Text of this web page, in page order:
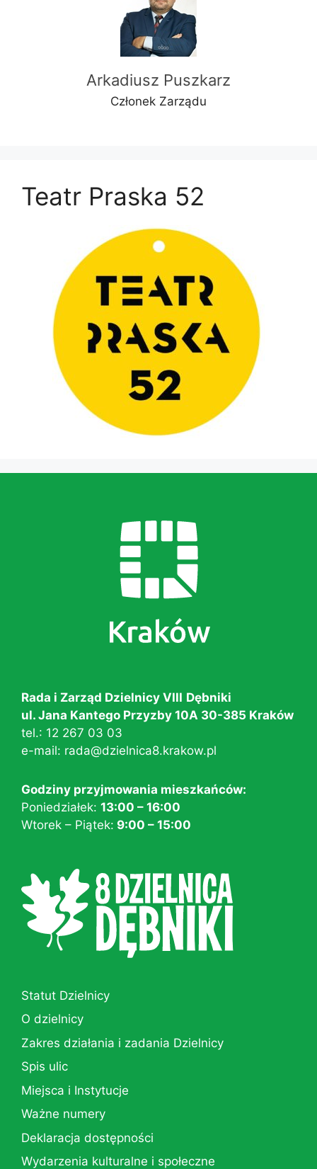
Arkadiusz Puszkarz
Członek Zarządu
Teatr Praska 52
Rada i Zarząd Dzielnicy VIII Dębniki
ul. Jana Kantego Przyzby 10A 30-385 Kraków
tel.: 12 267 03 03
e-mail: rada@dzielnica8.krakow.pl
Godziny przyjmowania mieszkańców:
Poniedziałek: 13:00 – 16:00
Wtorek – Piątek: 9:00 – 15:00
Statut Dzielnicy
O dzielnicy
Zakres działania i zadania Dzielnicy
Spis ulic
Miejsca i Instytucje
Ważne numery
Deklaracja dostępności
Wydarzenia kulturalne i społeczne